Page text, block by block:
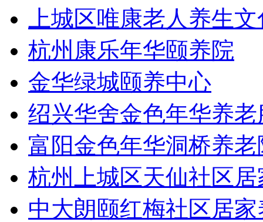
上城区唯康老人养生
杭州康乐年华颐养院
金华绿城颐养中心
绍兴华舍金色年华养
富阳金色年华洞桥养老
杭州上城区天仙社区
中大朗颐红梅社区居